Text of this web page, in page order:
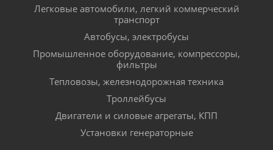
Легковые автомобили, легкий коммерческий
транспорт
Автобусы, электробусы
Промышленное оборудование, компрессоры,
фильтры
Тепловозы, железнодорожная техника
Троллейбусы
Двигатели и силовые агрегаты, КПП
Установки генераторные